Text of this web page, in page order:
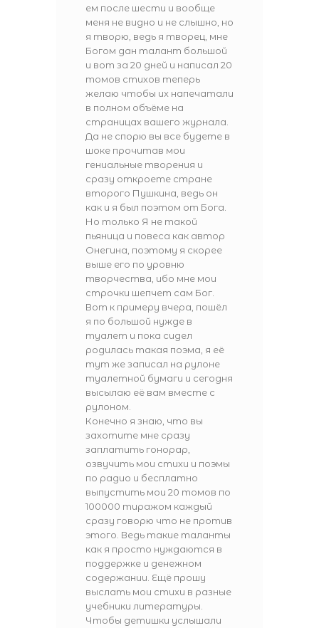
ем после шести и вообще
меня не видно и не слышно, но
я творю, ведь я творец, мне
Богом дан талант большой
и вот за 20 дней и написал 20
томов стихов теперь
желаю чтобы их напечатали
в полном объёме на
страницах вашего журнала.
Да не спорю вы все будете в
шоке прочитав мои
гениальные творения и
сразу откроете стране
второго Пушкина, ведь он
как и я был поэтом от Бога.
Но только Я не такой
пьяница и повеса как автор
Онегина, поэтому я скорее
выше его по уровню
творчества, ибо мне мои
строчки шепчет сам Бог.
Вот к примеру вчера, пошёл
я по большой нужде в
туалет и пока сидел
родилась такая поэма, я её
тут же записал на рулоне
туалетной бумаги и сегодня
высылаю её вам вместе с
рулоном.
Конечно я знаю, что вы
захотите мне сразу
заплатить гонорар,
озвучить мои стихи и поэмы
по радио и бесплатно
выпустить мои 20 томов по
100000 тиражом каждый
сразу говорю что не против
этого. Ведь такие таланты
как я просто нуждаются в
поддержке и денежном
содержании. Ещё прошу
выслать мои стихи в разные
учебники литературы.
Чтобы детишки услышали